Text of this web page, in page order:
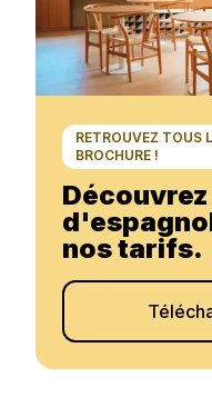
RETROUVEZ TOUS
BROCHURE !
nos tarifs.